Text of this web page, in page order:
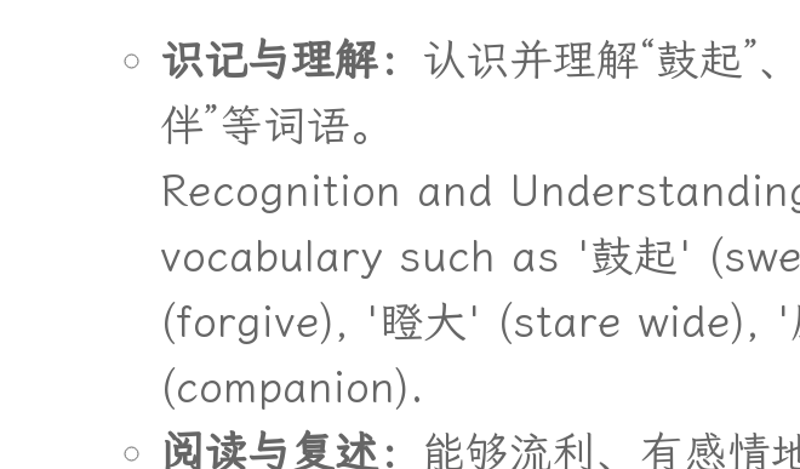
识记与理解： 认识并理解“鼓起”、
伴”等词语。
Recognition and
vocabulary such as '鼓起'
(forgive), '瞪大' (stare wide),
(companion).
阅读与复述： 能够流利 、 有感情